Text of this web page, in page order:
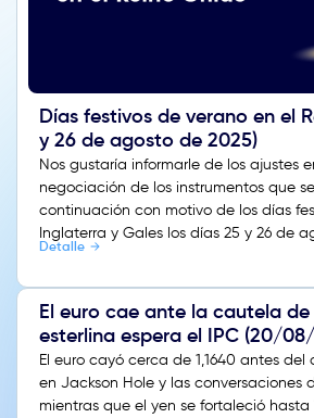
Días festivos de verano en el
y 26 de agosto de 2025)
Nos gustaría informarle de los ajustes
negociación de los instrumentos que
continuación con motivo de los días
Inglaterra y Gales los días 25 y 26 de
Detalle
El euro cae ante la cautela
esterlina espera el IPC (20/
El euro cayó cerca de 1,1640 antes del
en Jackson Hole y las conversaciones
mientras que el yen se fortaleció hasta